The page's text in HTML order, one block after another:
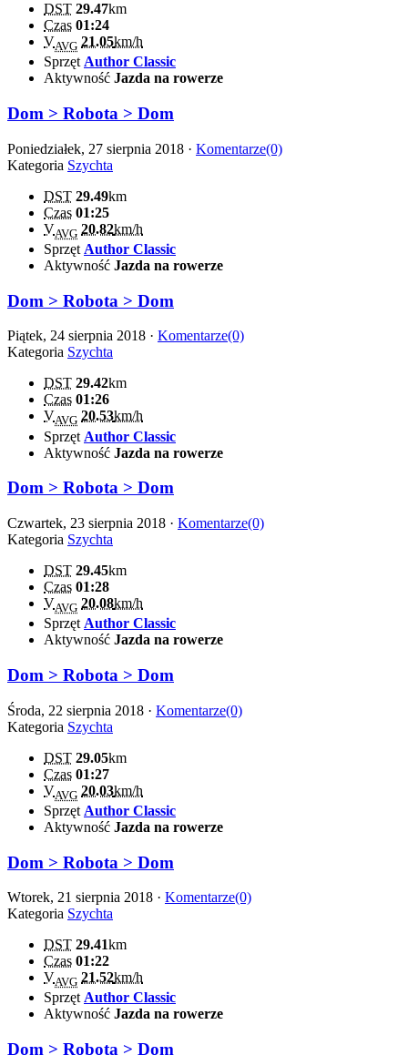
DST 29.47km
Czas 01:24
VAVG 21.05km/h
Sprzęt Author Classic
Aktywność Jazda na rowerze
Dom > Robota > Dom
Poniedziałek, 27 sierpnia 2018 · Komentarze(0)
Kategoria Szychta
DST 29.49km
Czas 01:25
VAVG 20.82km/h
Sprzęt Author Classic
Aktywność Jazda na rowerze
Dom > Robota > Dom
Piątek, 24 sierpnia 2018 · Komentarze(0)
Kategoria Szychta
DST 29.42km
Czas 01:26
VAVG 20.53km/h
Sprzęt Author Classic
Aktywność Jazda na rowerze
Dom > Robota > Dom
Czwartek, 23 sierpnia 2018 · Komentarze(0)
Kategoria Szychta
DST 29.45km
Czas 01:28
VAVG 20.08km/h
Sprzęt Author Classic
Aktywność Jazda na rowerze
Dom > Robota > Dom
Środa, 22 sierpnia 2018 · Komentarze(0)
Kategoria Szychta
DST 29.05km
Czas 01:27
VAVG 20.03km/h
Sprzęt Author Classic
Aktywność Jazda na rowerze
Dom > Robota > Dom
Wtorek, 21 sierpnia 2018 · Komentarze(0)
Kategoria Szychta
DST 29.41km
Czas 01:22
VAVG 21.52km/h
SprzętAuthor Classic
Aktywność Jazda na rowerze
Dom > Robota > Dom